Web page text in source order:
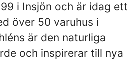
i Insjön och är idag ett
över 50 varuhus i
är den naturliga
och inspirerar till nya